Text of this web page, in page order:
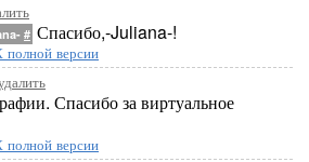
# Спасибо,-Juliana-!
полной версии
Спасибо за виртуальное
полной версии